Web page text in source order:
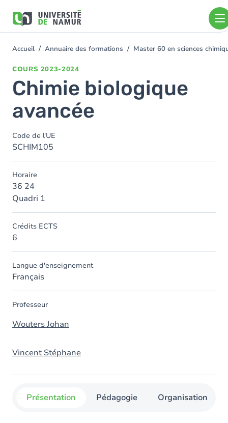
contenu
You
Accueil Annuaire des formations Master 60 en sciences
COURS 2023-2024
Chimie biologique
avancée
Code de l'UE
SCHIM105
Horaire
36 24
Quadri 1
Crédits ECTS
6
Langue d'enseignement
Français
Professeur
Wouters Johan
Vincent Stéphane
Présentation Pédagogie Organisation